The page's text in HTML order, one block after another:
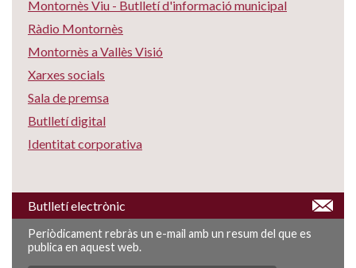
Montornès Viu - Butlletí d'informació municipal
Ràdio Montornès
Montornès a Vallès Visió
Xarxes socials
Sala de premsa
Butlletí digital
Identitat corporativa
Butlletí electrònic
Periòdicament rebràs un e-mail amb un resum del que es
publica en aquest web.